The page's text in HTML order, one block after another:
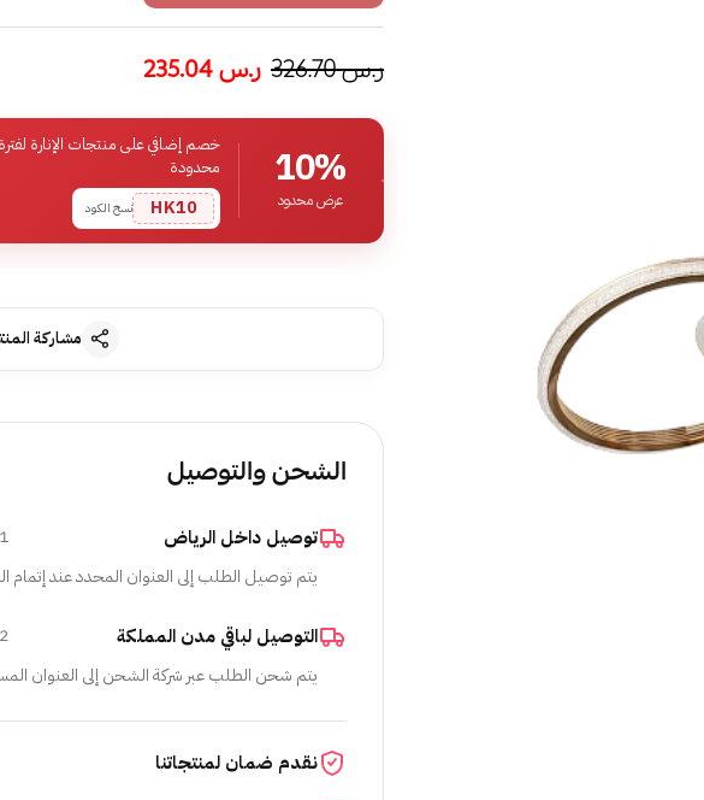
ر.س326.70 ر.س235.04
10%
عرض محدود
خصم إضافي على منتجات الإنارة لفترة
محدودة
HK10 نسخ الكود
مشاركة
الشحن والتوصيل
توصيل داخل الرياض 1–2 يوم عمل
يتم توصيل الطلب إلى العنوان المحدد عند إتمام
التوصيل لباقي مدن المملكة 2–5 أيام عمل
يتم شحن الطلب عبر شركة الشحن إلى العنوان
نقدم ضمان لمنتجاتنا